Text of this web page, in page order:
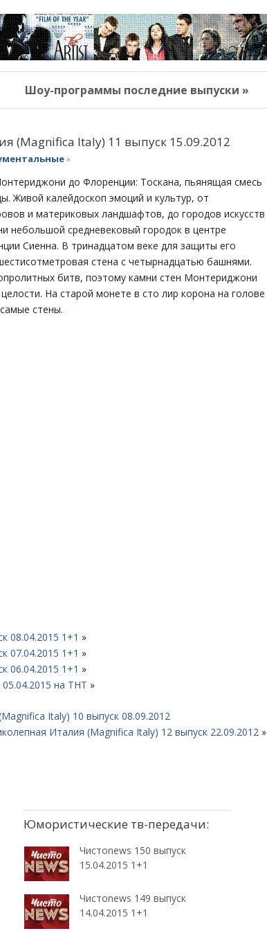
Шоу-программы последние выпуски »
(Magnifica Italy) 11 выпуск 15.09.2012
»
до Флоренции: Тоскана, пьянящая смесь
Живой калейдоскоп эмоций и культур, от
и материковых ландшафтов, до городов искусств
небольшой средневековый городок в центре
Сиенна. В тринадцатом веке для защиты его
стена с четырнадцатью башнями.
битв, поэтому камни стен Монтериджони
На старой монете в сто лир корона на голове
стены.
08.04.2015 1+1 »
07.04.2015 1+1 »
06.04.2015 1+1 »
05.04.2015 на ТНТ »
Italy) 10 выпуск 08.09.2012
Италия (Magnifica Italy) 12 выпуск 22.09.2012 »
Юмористические тв-передачи:
Чистоnews 150 выпуск
15.04.2015 1+1
Чистоnews 149 выпуск
14.04.2015 1+1